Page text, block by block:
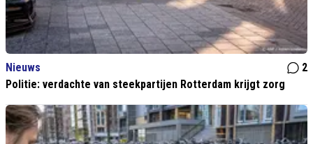
Nieuws
2
Politie: verdachte van steekpartijen Rotterdam krijgt zorg